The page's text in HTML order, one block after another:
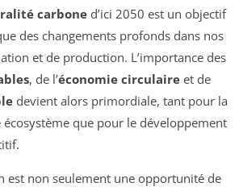
carbone d’ici 2050 est un objectif
des changements profonds dans nos
et de production. L’importance des
, de l’économie circulaire et de
devient alors primordiale, tant pour la
que pour le développement
est non seulement une opportunité de